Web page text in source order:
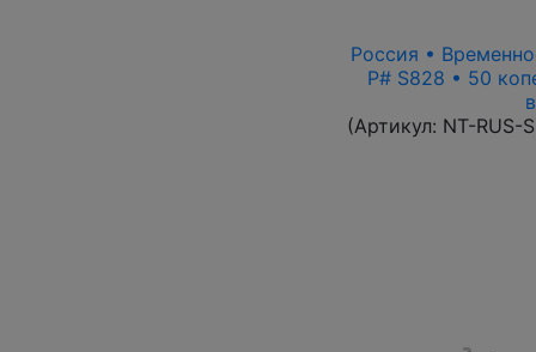
Россия •
P# S828 • 50
(Артикул: NT-RUS-